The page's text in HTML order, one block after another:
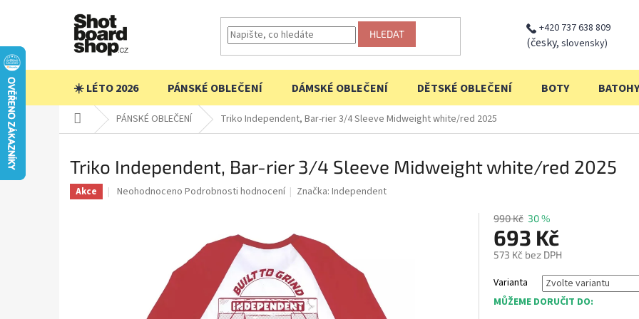
HLEDAT +420 737 638 809
(česky, slovensky)
☀️ LÉTO 2026
PÁNSKÉ OBLEČENÍ DÁMSKÉ OBLEČENÍ DĚTSKÉ OBLEČENÍ BOTY BATOHY
Domů PÁNSKÉ OBLEČENÍ Triko Independent, Bar-rier 3/4 Sleeve Midweight white/red 2025
Triko Independent, Bar-rier 3/4 Sleeve Midweight white/red 2025
Akce
Průměrné
Neohodnoceno Podrobnosti hodnocení Značka:Independent
990 Kč 30 %
693 Kč
573 Kč bez DPH
cena:
Varianta
MŮŽEME DORUČIT DO: